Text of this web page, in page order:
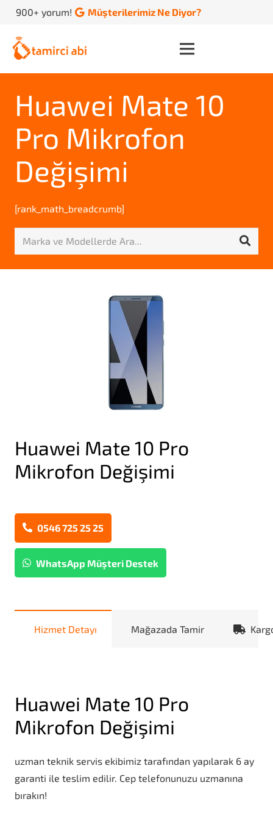
900+ yorum! Müşterilerimiz Ne Diyor?
Huawei Mate 10
Pro Mikrofon
Değişimi
[rank_math_breadcrumb]
Huawei Mate 10 Pro
Mikrofon Değişimi
0546 725 25 25
WhatsApp Müşteri Destek
Hizmet Detayı Mağazada Tamir
Huawei Mate 10 Pro
Mikrofon Değişimi
uzman teknik servis ekibimiz tarafından yapılarak 6 ay
garanti ile teslim edilir. Cep telefonunuzu uzmanına
bırakın!